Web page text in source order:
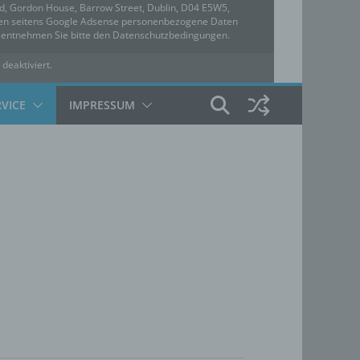
Gordon House, Barrow Street, Dublin, D04 E5W5,
seitens Google Adsense personenbezogene Daten
Sie bitte den Datenschutzbedingungen.
IMPRESSUM